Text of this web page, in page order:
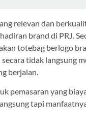
relevan dan
brand di PRJ.
totebag berlogo
tidak langsung
berjalan.
pemasaran yang
tapi